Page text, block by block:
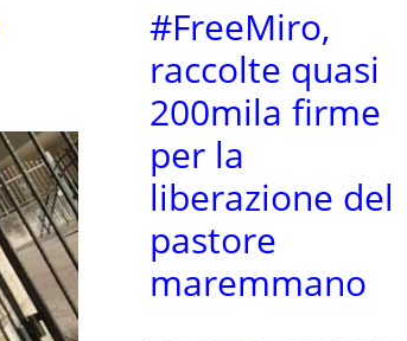
#FreeMiro,
raccolte quasi
200mila firme
per la
liberazione del
pastore
maremmano